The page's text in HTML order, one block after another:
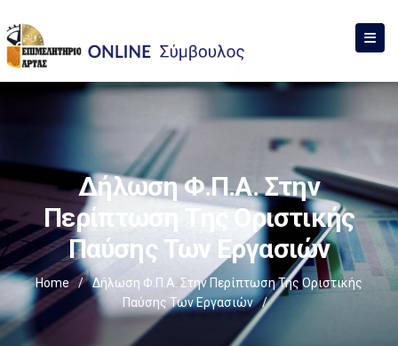
Δήλωση Φ.Π.Α. Στην
Περίπτωση Της Οριστικής
Παύσης Των Εργασιών
Home /
Δήλωση Φ.Π.Α. Στην Περίπτωση Της Οριστικής
Παύσης Των Εργασιών
/